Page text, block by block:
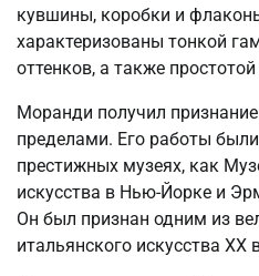
кувшины, коробки и
характеризованы тонкой
оттенков, а также
Моранди получил
пределами. Его работы
престижных музеях, как
искусства в Нью-Йорке и
Он был признан одним из
итальянского искусства XX